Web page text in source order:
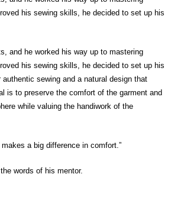
his sewing skills, he decided to set up his
and he worked his way up to mastering
his sewing skills, he decided to set up his
sewing and a natural design that
is to preserve the comfort of the garment and
while valuing the handiwork of the
a big difference in comfort.”
words of his mentor.